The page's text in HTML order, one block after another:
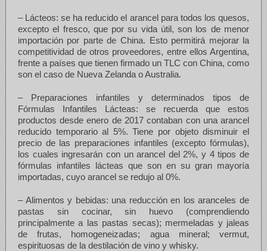
– Lácteos: se ha reducido el arancel para todos los quesos,
excepto el fresco, que por su vida útil, son los de menor
importación por parte de China. Esto permitirá mejorar la
competitividad de otros proveedores, entre ellos Argentina,
frente a países que tienen firmado un TLC con China, como
son el caso de Nueva Zelanda o Australia.
– Preparaciones infantiles y determinados tipos de
Fórmulas Infantiles Lácteas: se recuerda que estos
productos desde enero de 2017 contaban con una arancel
reducido temporario al 5%. Tiene por objeto disminuir el
precio de las preparaciones infantiles (excepto fórmulas),
los cuales ingresarán con un arancel del 2%, y 4 tipos de
fórmulas infantiles lácteas que son en su gran mayoría
importadas, cuyo arancel se redujo al 0%.
– Alimentos y bebidas: una reducción en los aranceles de
pastas sin cocinar, sin huevo (comprendiendo
principalmente a las pastas secas); mermeladas y jaleas
de frutas, homogeneizadas; agua mineral; vermut,
espirituosas de la destilación de vino y whisky.